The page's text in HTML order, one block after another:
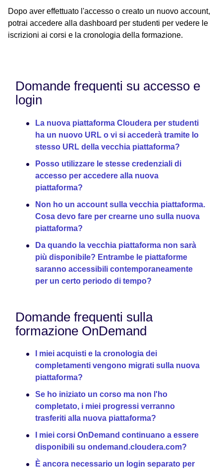
Dopo aver effettuato l'accesso o creato un nuovo account,
potrai accedere alla dashboard per studenti per vedere le
iscrizioni ai corsi e la cronologia della formazione.
Domande frequenti su accesso e
login
La nuova piattaforma Cloudera per studenti
ha un nuovo URL o vi si accederà tramite lo
stesso URL della vecchia piattaforma?
Posso utilizzare le stesse credenziali di
accesso per accedere alla nuova
piattaforma?
Non ho un account sulla vecchia piattaforma.
Cosa devo fare per crearne uno sulla nuova
piattaforma?
Da quando la vecchia piattaforma non sarà
più disponibile? Entrambe le piattaforme
saranno accessibili contemporaneamente
per un certo periodo di tempo?
Domande frequenti sulla
formazione OnDemand
I miei acquisti e la cronologia dei
completamenti vengono migrati sulla nuova
piattaforma?
Se ho iniziato un corso ma non l'ho
completato, i miei progressi verranno
trasferiti alla nuova piattaforma?
I miei corsi OnDemand continuano a essere
disponibili su ondemand.cloudera.com?
È ancora necessario un login separato per